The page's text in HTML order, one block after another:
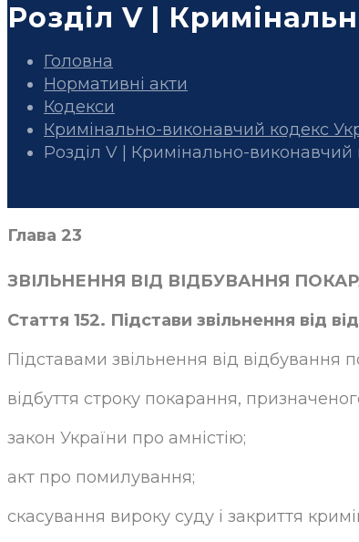
Розділ V |
Головна
Нормативні акти
Кодекси
Кримінально-виконавчий кодекс
Розділ V | Кримінально-виконавчий
Глава 23
ЗВІЛЬНЕННЯ ВІД ВІДБУВАННЯ
Стаття 152. Підстави звільнення від
Підставами звільнення від відбування
відбуття строку покарання,
закон України про амністію;
акт про помилування;
скасування вироку суду і закриття